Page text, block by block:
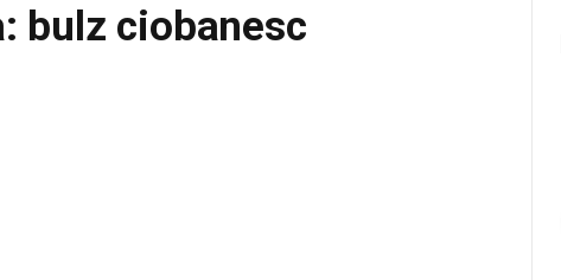
bulz ciobanesc